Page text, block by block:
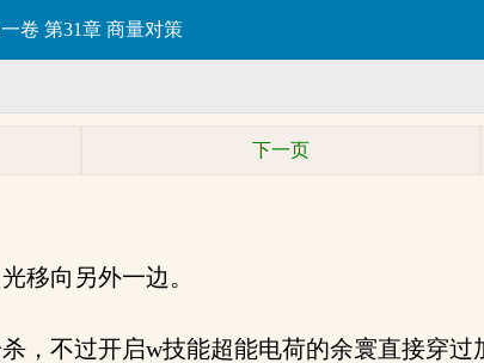
卷 第31章 商量对策
下一页
移向另外一边。
不过开启w技能超能电荷的余寰直接穿过